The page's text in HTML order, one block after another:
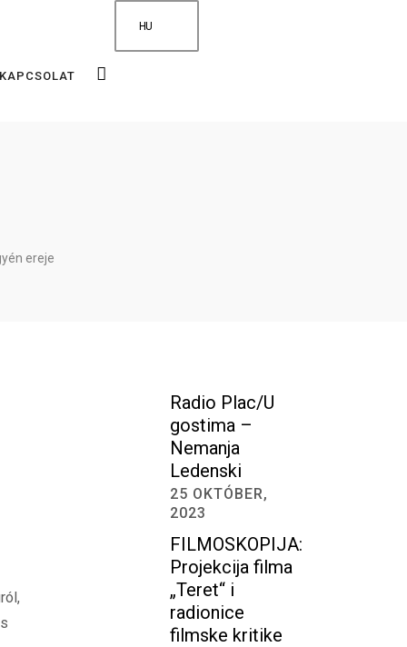
HU
KAPCSOLAT
ereje
Radio Plac/U
gostima –
Nemanja
Ledenski
25 OKTÓBER,
2023
FILMOSKOPIJA:
Projekcija filma
„Teret“ i
radionice
filmske kritike